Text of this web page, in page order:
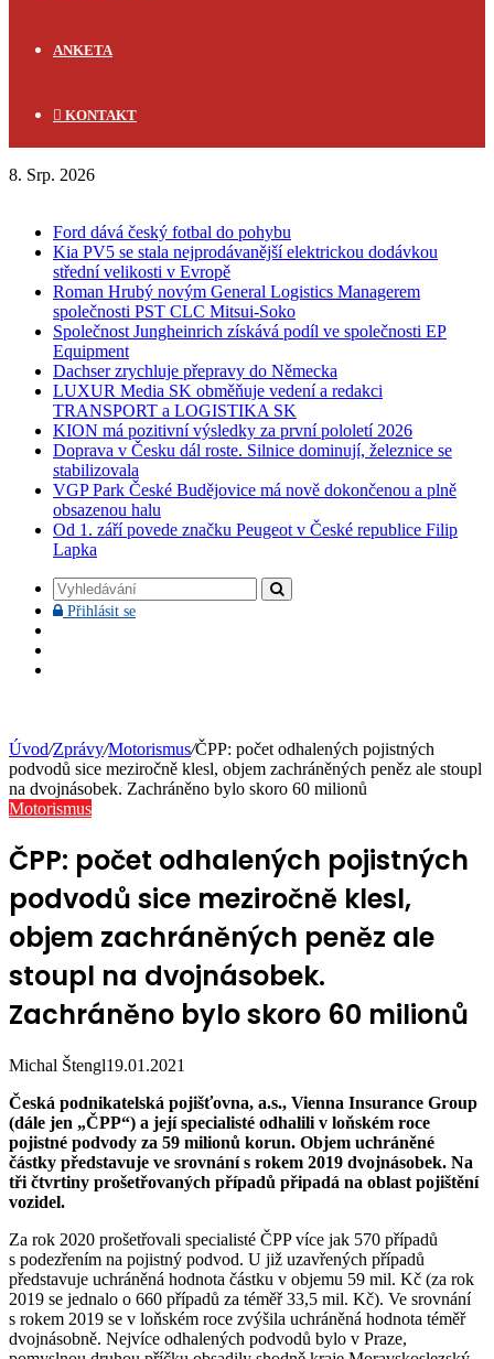
ANKETA
KONTAKT
8. Srp. 2026
Ford dává český fotbal do pohybu
Kia PV5 se stala nejprodávanější elektrickou dodávkou
střední velikosti v Evropě
Roman Hrubý novým General Logistics Managerem
společnosti PST CLC Mitsui-Soko
Společnost Jungheinrich získává podíl ve společnosti EP
Equipment
Dachser zrychluje přepravy do Německa
LUXUR Media SK obměňuje vedení a redakci
TRANSPORT a LOGISTIKA SK
KION má pozitivní výsledky za první pololetí 2026
Doprava v Česku dál roste. Silnice dominují, železnice se
stabilizovala
VGP Park České Budějovice má nově dokončenou a plně
obsazenou halu
Od 1. září povede značku Peugeot v České republice Filip
Lapka
Vyhledávání
Přihlásit sePřihlásit
Úvod/Zprávy/Motorismus/ČPP: počet odhalených pojistných
podvodů sice meziročně klesl, objem zachráněných peněz ale stoupl
na dvojnásobek. Zachráněno bylo skoro 60 milionů
Motorismus
ČPP: počet odhalených pojistných
podvodů sice meziročně klesl,
objem zachráněných peněz ale
stoupl na dvojnásobek.
Zachráněno bylo skoro 60 milionů
Michal Štengl19.01.2021
Česká podnikatelská pojišťovna, a.s., Vienna Insurance Group
(dále jen „ČPP“) a její specialisté odhalili v loňském roce
pojistné podvody za 59 milionů korun. Objem uchráněné
částky představuje ve srovnání s rokem 2019 dvojnásobek. Na
tři čtvrtiny prošetřovaných případů připadá na oblast pojištění
vozidel.
Za rok 2020 prošetřovali specialisté ČPP více jak 570 případů
s podezřením na pojistný podvod. U již uzavřených případů
představuje uchráněná hodnota částku v objemu 59 mil. Kč (za rok
2019 se jednalo o 660 případů za téměř 33,5 mil. Kč). Ve srovnání
s rokem 2019 se v loňském roce zvýšila uchráněná hodnota téměř
dvojnásobně. Nejvíce odhalených podvodů bylo v Praze,